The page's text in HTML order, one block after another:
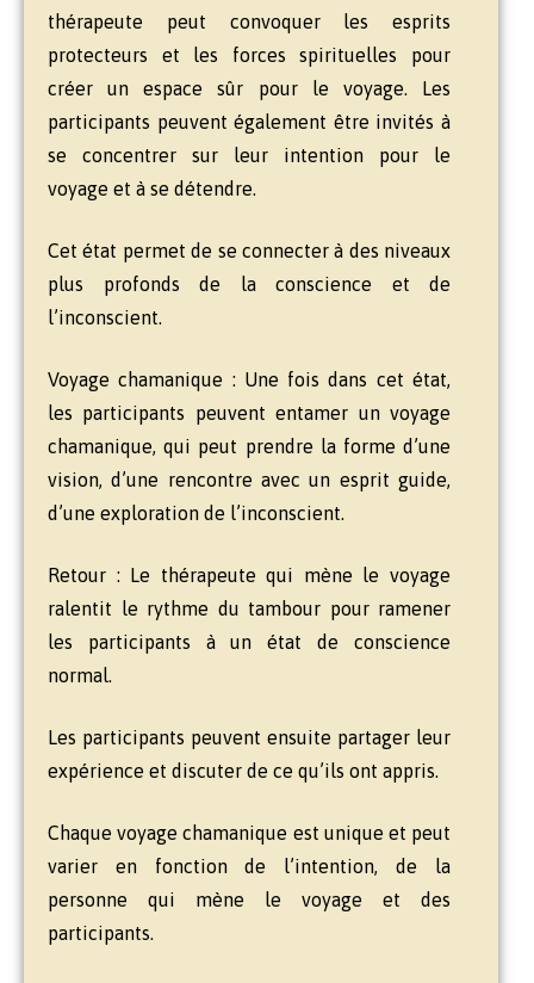
thérapeute peut convoquer les esprits
protecteurs et les forces spirituelles pour
créer un espace sûr pour le voyage. Les
participants peuvent également être invités à
se concentrer sur leur intention pour le
voyage et à se détendre.
Cet état permet de se connecter à des niveaux
plus profonds de la conscience et de
l’inconscient.
Voyage chamanique : Une fois dans cet état,
les participants peuvent entamer un voyage
chamanique, qui peut prendre la forme d’une
vision, d’une rencontre avec un esprit guide,
d’une exploration de l’inconscient.
Retour : Le thérapeute qui mène le voyage
ralentit le rythme du tambour pour ramener
les participants à un état de conscience
normal.
Les participants peuvent ensuite partager leur
expérience et discuter de ce qu’ils ont appris.
Chaque voyage chamanique est unique et peut
varier en fonction de l’intention, de la
personne qui mène le voyage et des
participants.